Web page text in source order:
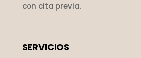
con cita previa.
SERVICIOS